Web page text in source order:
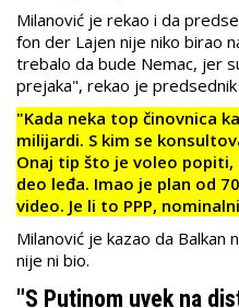
Milanović je rekao i da
fon der Lajen nije niko birao
trebalo da bude Nemac, jer
prejaka", rekao je
"Kada neka top činovnica
milijardi. S kim se
Onaj tip što je voleo
deo leđa. Imao je plan od
video. Je li to PPP,
Milanović je kazao da Balkan
nije ni bio.
"S Putinom uvek na